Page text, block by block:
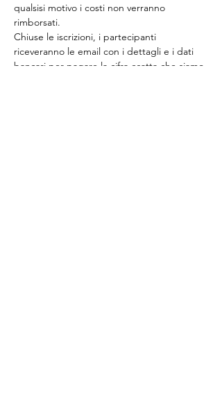
qualsisi motivo i costi non verranno
rimborsati.
Chiuse le iscrizioni, i partecipanti
riceveranno le email con i dettagli e i dati
bancari per pagare la cifra esatta che siamo